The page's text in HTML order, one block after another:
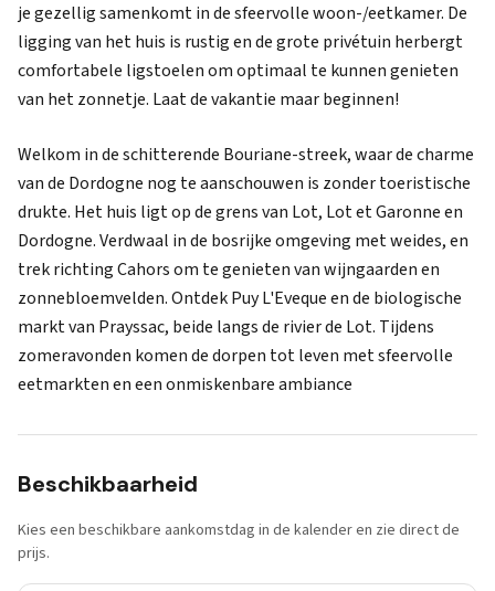
je gezellig samenkomt in de sfeervolle woon-/eetkamer. De
ligging van het huis is rustig en de grote privétuin herbergt
comfortabele ligstoelen om optimaal te kunnen genieten
van het zonnetje. Laat de vakantie maar beginnen!
Welkom in de schitterende Bouriane-streek, waar de charme
van de Dordogne nog te aanschouwen is zonder toeristische
drukte. Het huis ligt op de grens van Lot, Lot et Garonne en
Dordogne. Verdwaal in de bosrijke omgeving met weides, en
trek richting Cahors om te genieten van wijngaarden en
zonnebloemvelden. Ontdek Puy L'Eveque en de biologische
markt van Prayssac, beide langs de rivier de Lot. Tijdens
zomeravonden komen de dorpen tot leven met sfeervolle
eetmarkten en een onmiskenbare ambiance
Beschikbaarheid
Kies een beschikbare aankomstdag in de kalender en zie direct de
prijs.